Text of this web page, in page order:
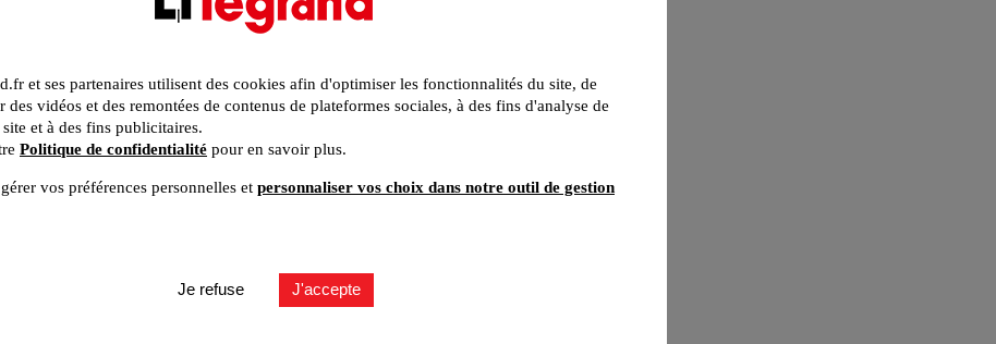
et ses partenaires utilisent des cookies afin d'optimiser les fonctionnalités du site, de
des vidéos et des remontées de contenus de plateformes sociales, à des fins d'analyse de
et à des fins publicitaires.
Politique de confidentialité pour en savoir plus.
vos préférences personnelles et personnaliser vos choix dans notre outil de gestion
Je refuse J'accepte